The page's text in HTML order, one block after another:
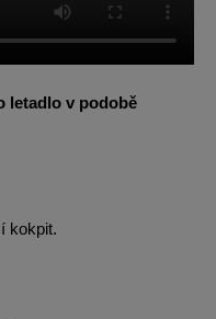
letadlo v podobě
kokpit.